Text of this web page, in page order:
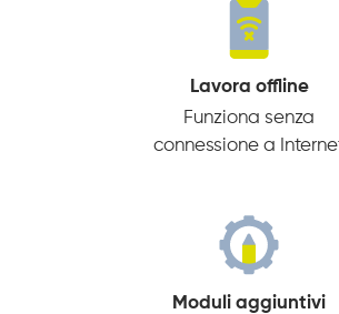
Lavora offline
Funziona senza
connessione a
Moduli aggiuntivi